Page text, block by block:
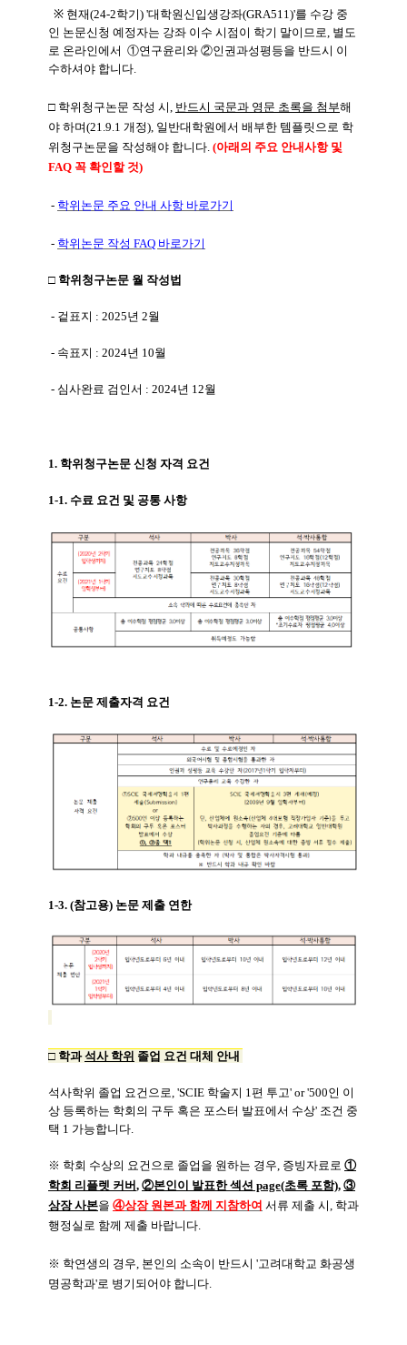
※ 현재(24-2학기) '대학원신입생강좌(GRA511)'를 수강 중
인 논문신청 예정자는 강좌 이수 시점이 학기 말이므로, 별도
로 온라인에서 ①연구윤리와 ②인권과성평등을 반드시 이
수하셔야 합니다.
□ 학위청구논문 작성 시, 반드시 국문과 영문 초록을 첨부해
야 하며(21.9.1 개정), 일반대학원에서 배부한 템플릿으로 학
위청구논문을 작성해야 합니다. (아래의 주요 안내사항 및
FAQ 꼭 확인할 것)
- 학위논문 주요 안내 사항 바로가기
- 학위논문 작성 FAQ 바로가기
□ 학위청구논문 월 작성법
- 겉표지 : 2025년 2월
- 속표지 : 2024년 10월
- 심사완료 검인서 : 2024년 12월
1. 학위청구논문 신청 자격 요건
1-1. 수료 요건 및 공통 사항
1-2. 논문 제출자격 요건
1-3. (참고용) 논문 제출 연한
□ 학과석사 학위 졸업 요건 대체 안내
석사학위 졸업 요건으로, 'SCIE 학술지 1편 투고' or '500인 이
상 등록하는 학회의 구두 혹은 포스터 발표에서 수상' 조건 중
택 1 가능합니다.
※ 학회 수상의 요건으로 졸업을 원하는 경우, 증빙자료로 ①
학회 리플렛 커버 , ②본인이 발표한 섹션 page(초록 포함), ③
상장 사본을 ④상장 원본과 함께 지참하여 서류 제출 시, 학과
행정실로 함께 제출 바랍니다.
※ 학연생의 경우, 본인의 소속이 반드시 '고려대학교 화공생
명공학과'로 병기되어야 합니다.